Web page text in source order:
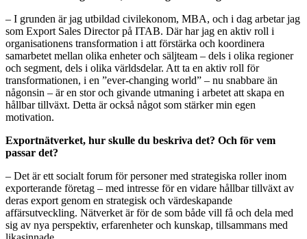
– I grunden är jag utbildad civilekonom, MBA, och i dag arbetar jag
som Export Sales Director på ITAB. Där har jag en aktiv roll i
organisationens transformation i att förstärka och koordinera
samarbetet mellan olika enheter och säljteam – dels i olika regioner
och segment, dels i olika världsdelar. Att ta en aktiv roll för
transformationen, i en ”ever-changing world” – nu snabbare än
någonsin – är en stor och givande utmaning i arbetet att skapa en
hållbar tillväxt. Detta är också något som stärker min egen
motivation.
Exportnätverket, hur skulle du beskriva det? Och för vem
passar det?
– Det är ett socialt forum för personer med strategiska roller inom
exporterande företag – med intresse för en vidare hållbar tillväxt av
deras export genom en strategisk och värdeskapande
affärsutveckling. Nätverket är för de som både vill få och dela med
sig av nya perspektiv, erfarenheter och kunskap, tillsammans med